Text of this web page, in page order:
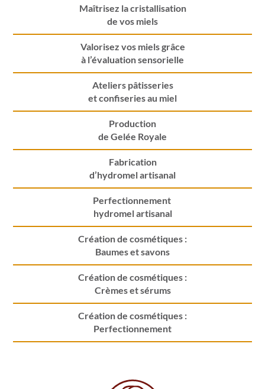
Maîtrisez la cristallisation
de vos miels
Valorisez vos miels grâce
à l’évaluation sensorielle
Ateliers pâtisseries
et confiseries au miel
Production
de Gelée Royale
Fabrication
d’hydromel artisanal
Perfectionnement
hydromel artisanal
Création de cosmétiques :
Baumes et savons
Création de cosmétiques :
Crèmes et sérums
Création de cosmétiques :
Perfectionnement